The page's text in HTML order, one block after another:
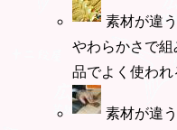
素材が違
やわらかさで
品でよく使われ
素材が違う